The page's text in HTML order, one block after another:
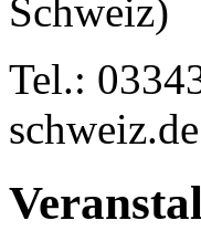
Schweiz)
Tel.:
schweiz.de